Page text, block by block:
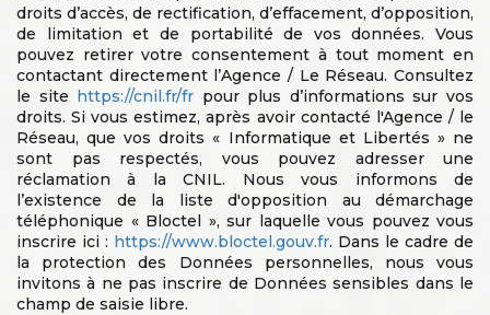
droits d’accès, de rectification, d’effacement, d’opposition,
de limitation et de portabilité de vos données. Vous
pouvez retirer votre consentement à tout moment en
contactant directement l’Agence / Le Réseau. Consultez
le site https://cnil.fr/fr pour plus d’informations sur vos
droits. Si vous estimez, après avoir contacté l'Agence / le
Réseau, que vos droits « Informatique et Libertés » ne
sont pas respectés, vous pouvez adresser une
réclamation à la CNIL. Nous vous informons de
l’existence de la liste d'opposition au démarchage
téléphonique « Bloctel », sur laquelle vous pouvez vous
inscrire ici : https://www.bloctel.gouv.fr. Dans le cadre de
la protection des Données personnelles, nous vous
invitons à ne pas inscrire de Données sensibles dans le
champ de saisie libre.